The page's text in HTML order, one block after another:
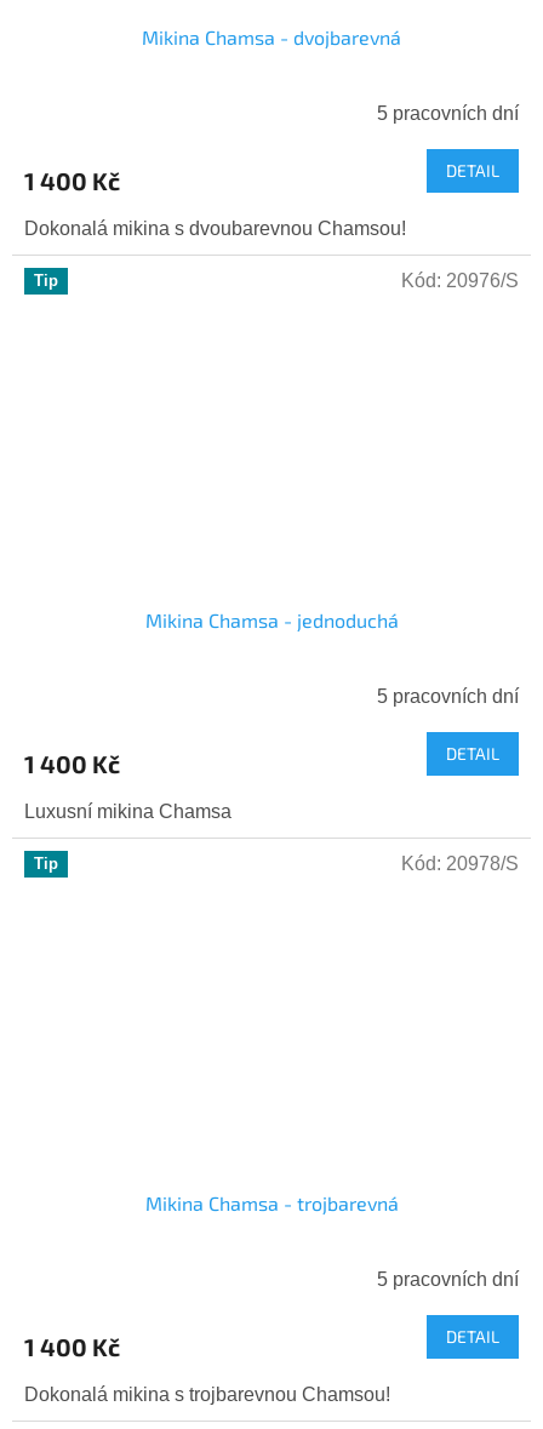
Mikina Chamsa - dvojbarevná
5 pracovních dní
1 400 Kč DETAIL
Dokonalá mikina s dvoubarevnou Chamsou!
Tip
Mikina Chamsa - jednoduchá
5 pracovních dní
1 400 Kč DETAIL
Luxusní mikina Chamsa
Kód: 20976/S
Tip
Mikina Chamsa - trojbarevná
5 pracovních dní
1 400 Kč DETAIL
Dokonalá mikina s trojbarevnou Chamsou!
Kód: 20978/S